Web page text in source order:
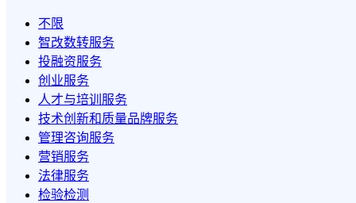
不限
智改数转服务
投融资服务
创业服务
人才与培训服务
技术创新和质量品牌服务
管理咨询服务
营销服务
法律服务
检验检测